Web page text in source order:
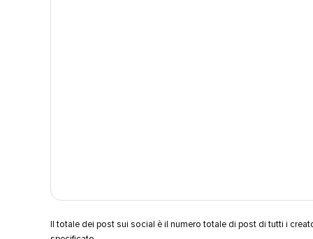
Il totale dei post sui social è il numero totale di post di tutti i